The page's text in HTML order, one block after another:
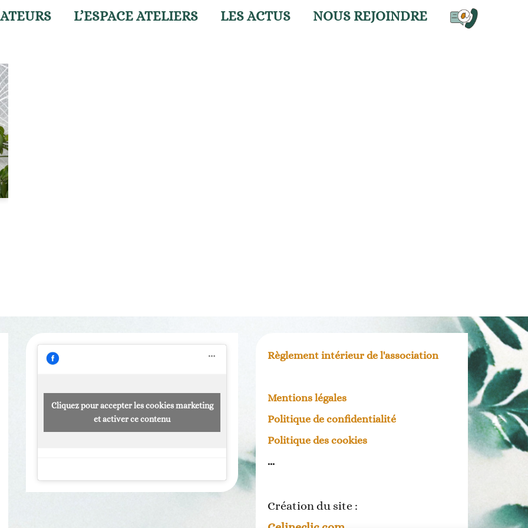
L’ESPACE ATELIERS LES ACTUS NOUS REJOINDRE
Cliquez pour accepter les cookies marketing
et activer ce contenu
Règlement intérieur de l'association
Mentions légales
Politique de confidentialité
Politique des cookies
...
Création du site :